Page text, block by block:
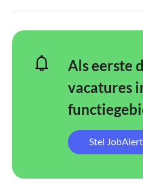
Als eerste
vacatures
Stel